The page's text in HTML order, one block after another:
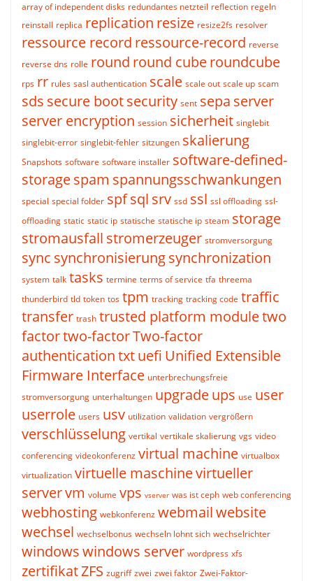
array of independent disks redundantes netzteil reflection regeln
reinstall replica replication resize resize2fs resolver
ressource record ressource-record reverse
reverse dns rolle round round cuberoundcube
rps rr rules sasl authentication scale scale out scale up scam
sds secure bootsecurity sent sepa server
server encryption session sicherheit singlebit
singlebit-error singlebit-fehler sitzungen skalierung
Snapshots software software installer software-defined-
storagespam spannungsschwankungen
special special folder spfsql srv ssd ssl ssl offloading ssl-
offloading static static ip statische statische ip steam storage
stromausfall stromerzeuger stromversorgung
sync synchronisierungsynchronization
system talk tasks termine terms of service tfa threema
thunderbird tld token tos tpm tracking tracking code traffic
transfer trash trusted platform moduletwo
factortwo-factorTwo-factor
authenticationtxtuefi Unified Extensible
Firmware Interface unterbrechungsfreie
stromversorgung unterhaltungen upgradeups use user
userrole users usv utilization validation vergrößern
verschlüsselung vertikal vertikale skalierung vgs video
conferencing videokonferenz virtual machine virtualbox
virtualization virtuelle maschinevirtueller
servervm volume vps vserver was ist ceph web conferencing
webhosting webkonferenz webmailwebsite
wechsel wechselbonus wechseln lohnt sich wechselrichter
windowswindows server wordpress xfs
zertifikatZFS zugriff zwei zwei faktor Zwei-Faktor-